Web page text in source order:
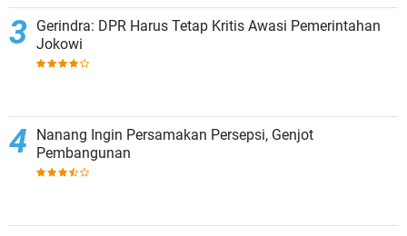
Gerindra: DPR Harus Tetap Kritis Awasi Pemerintahan
Jokowi
Nanang Ingin Persamakan Persepsi, Genjot
Pembangunan